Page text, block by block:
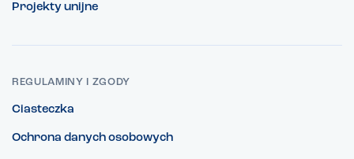
Projekty unijne
REGULAMINY I ZGODY
Ciasteczka
Ochrona danych osobowych